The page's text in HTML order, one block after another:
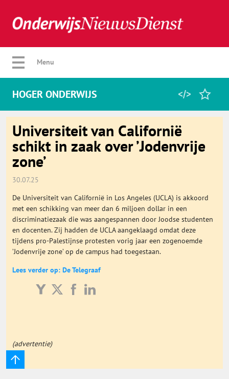
Verberg menu
Home
Favorieten
Algemeen
Onderwijs Totaal
Basisonderwijs
Menu
HOGER ONDERWIJS
Universiteit van Californië
schikt in zaak over ’Jodenvrije
zone’
30.07.25
De Universiteit van Californië in Los Angeles (UCLA) is akkoord
met een schikking van meer dan 6 miljoen dollar in een
discriminatiezaak die was aangespannen door Joodse studenten
en docenten. Zij hadden de UCLA aangeklaagd omdat deze
tijdens pro-Palestijnse protesten vorig jaar een zogenoemde
’Jodenvrije zone’ op de campus had toegestaan.
Lees verder op: De Telegraaf
(advertentie)